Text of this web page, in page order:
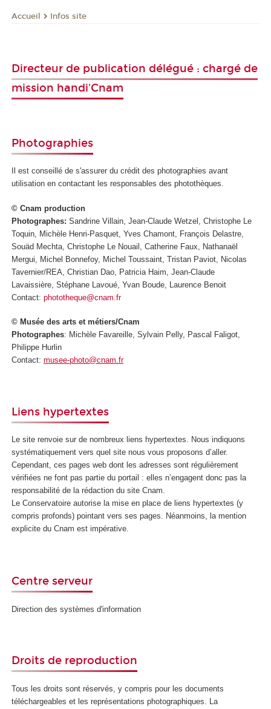
Accueil Infos site
Directeur de publication délégué : chargé de
mission handi'Cnam
Photographies
Il est conseillé de s'assurer du crédit des photographies avant
utilisation en contactant les responsables des photothèques.
© Cnam production
Photographes: Sandrine Villain, Jean-Claude Wetzel, Christophe Le
Toquin, Michèle Henri-Pasquet, Yves Chamont, François Delastre,
Souäd Mechta, Christophe Le Nouail, Catherine Faux, Nathanaël
Mergui, Michel Bonnefoy, Michel Toussaint, Tristan Paviot, Nicolas
Tavernier/REA, Christian Dao, Patricia Haim, Jean-Claude
Lavaissière, Stéphane Lavoué, Yvan Boude, Laurence Benoit
Contact:phototheque@cnam.fr
© Musée des arts et métiers/Cnam
Photographes: Michèle Favareille, Sylvain Pelly, Pascal Faligot,
Philippe Hurlin
Contact:musee-photo@cnam.fr
Liens hypertextes
Le site renvoie sur de nombreux liens hypertextes. Nous indiquons
systématiquement vers quel site nous vous proposons d’aller.
Cependant, ces pages web dont les adresses sont régulièrement
vérifiées ne font pas partie du portail : elles n’engagent donc pas la
responsabilité de la rédaction du site Cnam.
Le Conservatoire autorise la mise en place de liens hypertextes (y
compris profonds) pointant vers ses pages. Néanmoins, la mention
explicite du Cnam est impérative.
Centre serveur
Direction des systèmes d'information
Droits de reproduction
Tous les droits sont réservés, y compris pour les documents
téléchargeables et les représentations photographiques. La